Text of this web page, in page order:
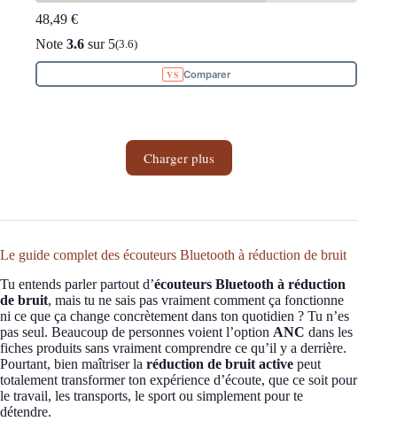
48,49 €
Note 3.6 sur 5(3.6)
Comparer
Charger plus
Le guide complet des écouteurs Bluetooth à réduction de bruit
Tu entends parler partout d’écouteurs Bluetooth à réduction
de bruit, mais tu ne sais pas vraiment comment ça fonctionne
ni ce que ça change concrètement dans ton quotidien ? Tu n’es
pas seul. Beaucoup de personnes voient l’option ANC dans les
fiches produits sans vraiment comprendre ce qu’il y a derrière.
Pourtant, bien maîtriser la réduction de bruit active peut
totalement transformer ton expérience d’écoute, que ce soit pour
le travail, les transports, le sport ou simplement pour te
détendre.